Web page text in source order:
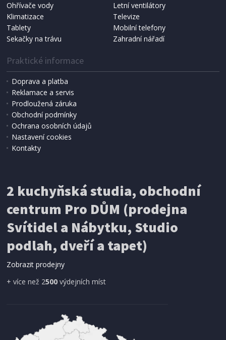
NÁHRADNÍ SÁČKY DO VYSAVAČE
Koma KRA-SB02S (Multi Bag, S-BAG SMS)
199 Kč Přidat do košíku
SÍŤ PROTI HMYZU
ProGarden KO-CY5910600 Síť proti hmyzu do
dveří magnetická 210 x 100 cm
Ohřívače vody
Letní ventilátory
Klimatizace
Televize
Tablety
Mobilní telefony
Sekačky na trávu
Zahradní nářadí
Praktické informace
Doprava a platba
Reklamace a servis
Prodloužená záruka
Obchodní podmínky
Ochrana osobních údajů
Nastavení cookies
Kontakty
2 kuchyňská studia, obchodní
centrum Pro DŮM (prodejna
Svítidel a Nábytku, Studio
podlah, dveří a tapet)
Zobrazit prodejny
+ více než 2500 výdejních míst